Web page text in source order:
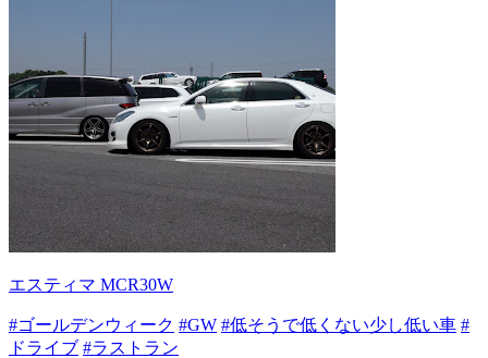
エスティマ MCR30W
#ゴールデンウィーク #GW #低そうで低くない少し低い車 #
ドライブ #ラストラン